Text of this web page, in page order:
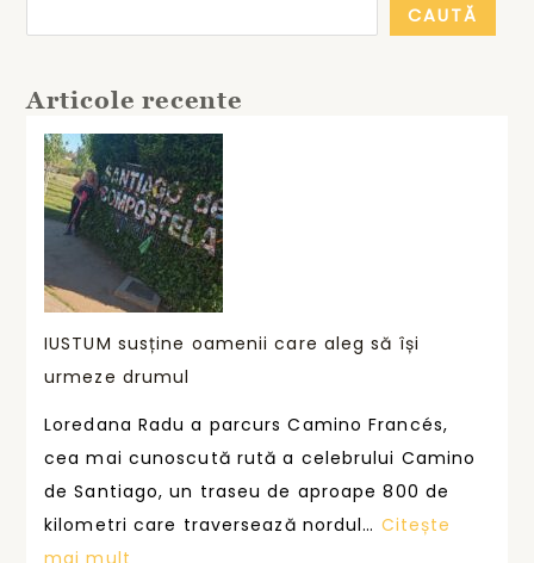
CAUTĂ
Articole recente
IUSTUM susține oamenii care aleg să își
urmeze drumul
Loredana Radu a parcurs Camino Francés,
cea mai cunoscută rută a celebrului Camino
de Santiago, un traseu de aproape 800 de
kilometri care traversează nordul… Citește
mai mult